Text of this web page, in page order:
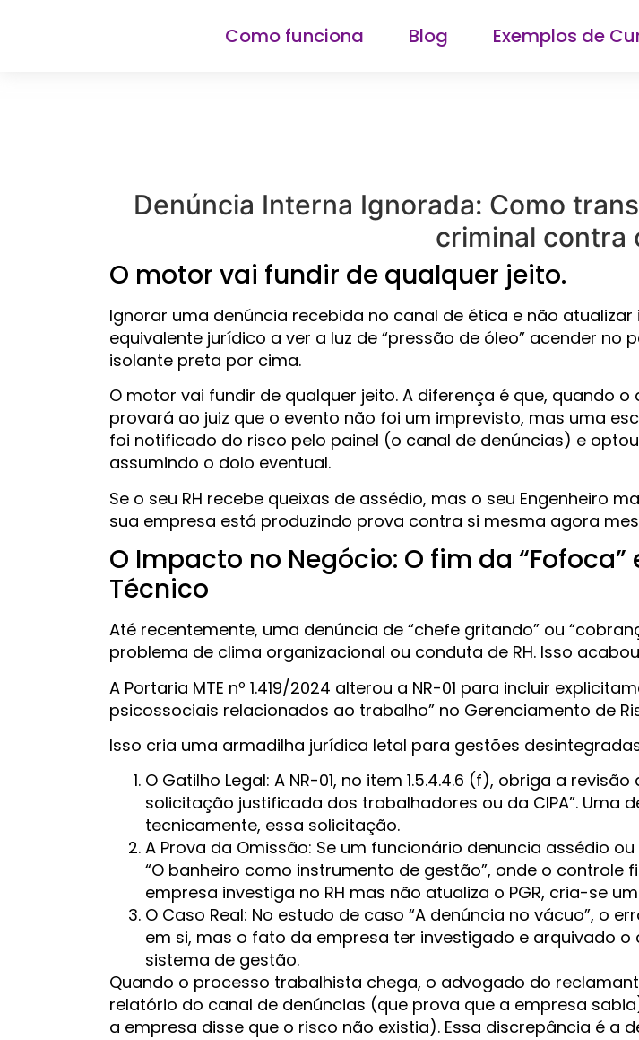
Como funciona Blog Exemplos de
Denúncia Interna Ignorada: Como
criminal contra
O motor vai fundir de qualquer jeito.
Ignorar uma denúncia recebida no canal de ética e não atualizar
equivalente jurídico a ver a luz de “pressão de óleo” acender no
isolante preta por cima.
O motor vai fundir de qualquer jeito. A diferença é que, quando
provará ao juiz que o evento não foi um imprevisto, mas uma
foi notificado do risco pelo painel (o canal de denúncias) e
assumindo o dolo eventual.
Se o seu RH recebe queixas de assédio, mas o seu Engenheiro
sua empresa está produzindo prova contra si mesma agora
O Impacto no Negócio: O fim da “Fofoca”
Técnico
Até recentemente, uma denúncia de “chefe gritando” ou
problema de clima organizacional ou conduta de RH. Isso
A Portaria MTE nº 1.419/2024 alterou a NR-01 para incluir
psicossociais relacionados ao trabalho” no Gerenciamento de
Isso cria uma armadilha jurídica letal para gestões
O Gatilho Legal: A NR-01, no item 1.5.4.4.6 (f), obriga a
solicitação justificada dos trabalhadores ou da CIPA”. Uma
tecnicamente, essa solicitação.
A Prova da Omissão: Se um funcionário denuncia assédio
“O banheiro como instrumento de gestão”, onde o controle
empresa investiga no RH mas não atualiza o PGR, cria-se
O Caso Real: No estudo de caso “A denúncia no vácuo”, o
em si, mas o fato da empresa ter investigado e arquivado
sistema de gestão.
Quando o processo trabalhista chega, o advogado do
relatório do canal de denúncias (que prova que a empresa
a empresa disse que o risco não existia). Essa discrepância é a